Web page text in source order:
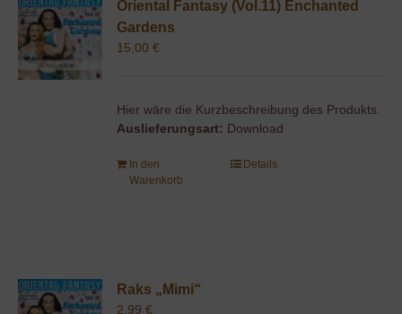
Oriental Fantasy (Vol.11) Enchanted
Gardens
15,00€
Hier wäre die Kurzbeschreibung des Produkts.
Auslieferungsart: Download
In den
Warenkorb
Details
Raks „Mimi“
2,99€